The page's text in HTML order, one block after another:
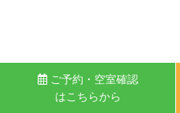
ご予約・空室確認
はこちらから